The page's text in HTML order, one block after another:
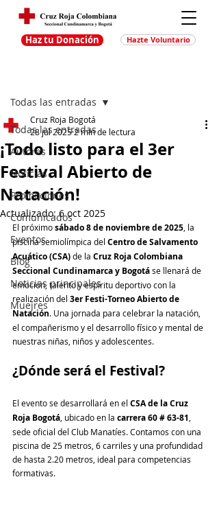
Haz tu Donación Hazte Voluntario
Todas las entradas
Autores
Noticias
Promociones
Comunicados
Eventos
Blog
Noticias principales
Muejres
Todas las entradas
¡Todo listo para el 3er
Festival Abierto de
Natación!
Cruz Roja Bogotá
28 jul 20252 min de lectura
Actualizado:6 oct 2025
El próximo sábado 8 de noviembre de 2025 , la
piscina semiolímpica del Centro de Salvamento
Acuático (CSA) de la Cruz Roja Colombiana
Seccional Cundinamarca y Bogotá se llenará de
emoción, talento y espíritu deportivo con la
realización del 3er Festi-Torneo Abierto de
Natación. Una jornada para celebrar la natación,
el compañerismo y el desarrollo físico y mental de
nuestras niñas, niños y adolescentes.
¿Dónde será el Festival?
El evento se desarrollará en el CSA de la Cruz
Roja Bogotá , ubicado en la carrera 60 # 63-81
sede oficial del Club Manatíes. Contamos con una
piscina de 25 metros, 6 carriles y una profundidad
de hasta 2.20 metros, ideal para competencias
formativas.